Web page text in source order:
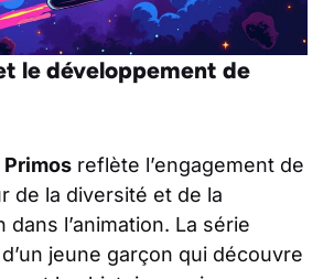
le développement de
Primos reflète l’engagement de
de la diversité et de la
l’animation. La série
jeune garçon qui découvre